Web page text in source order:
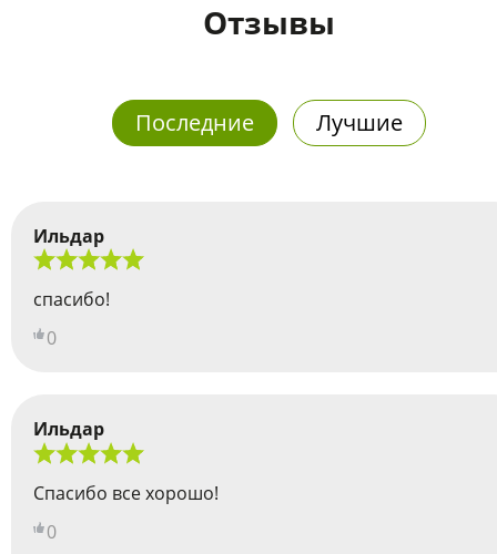
Отзывы
Последние Лучшие
Ильдар
спасибо!
0
Ильдар
Спасибо все хорошо!
0